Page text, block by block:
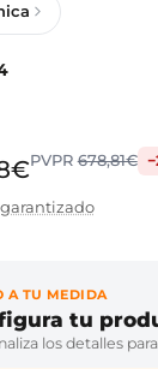
PVPR678,81€
A TU MEDIDA
tu
los detalles